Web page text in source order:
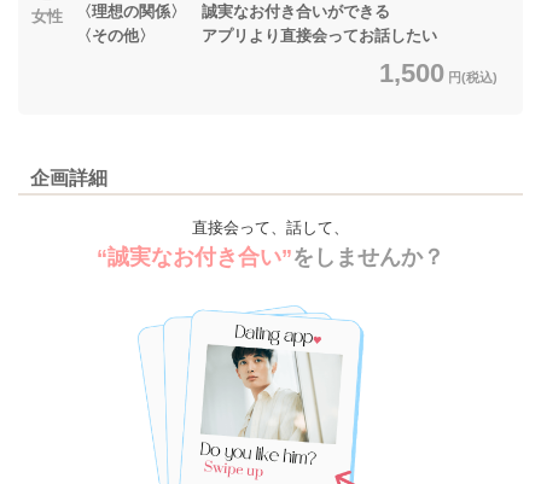
女性
〈理想の関係〉 誠実なお付き合いができる
〈その他〉 アプリより直接会ってお話したい
1,500 円(税込)
企画詳細
直接会って、話して、
“誠実なお付き合い”をしませんか？